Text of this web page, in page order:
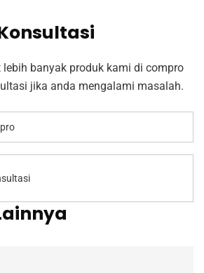
banyak produk kami di compro
jika anda mengalami masalah.